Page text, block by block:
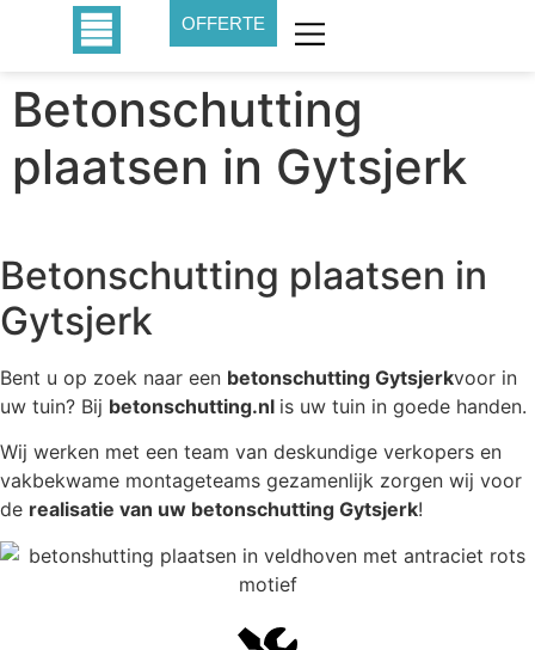
OFFERTE
Betonschutting
plaatsen in Gytsjerk
Betonschutting plaatsen in
Gytsjerk
Bent u op zoek naar een betonschutting Gytsjerkvoor in
uw tuin? Bij betonschutting.nl is uw tuin in goede handen.
Wij werken met een team van deskundige verkopers en
vakbekwame montageteams gezamenlijk zorgen wij voor
de realisatie van uw betonschutting Gytsjerk!